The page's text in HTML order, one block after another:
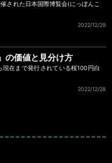
された日本国際博覧会(にっぽんこ
2022/12/29
の価値と見分け方
在まで発行されている桜100円白
2022/12/28